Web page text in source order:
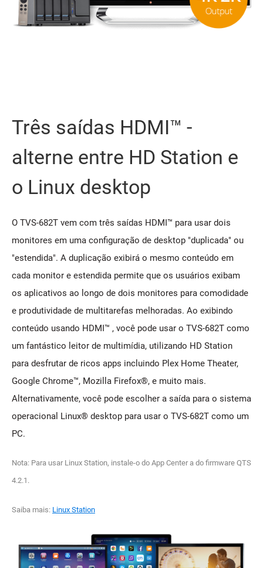
Três saídas HDMI™ -
alterne entre HD Station e
o Linux desktop
O TVS-682T vem com três saídas HDMI™ para usar dois
monitores em uma configuração de desktop "duplicada" ou
"estendida". A duplicação exibirá o mesmo conteúdo em
cada monitor e estendida permite que os usuários exibam
os aplicativos ao longo de dois monitores para comodidade
e produtividade de multitarefas melhoradas. Ao exibindo
conteúdo usando HDMI™ , você pode usar o TVS-682T como
um fantástico leitor de multimídia, utilizando HD Station
para desfrutar de ricos apps incluindo Plex Home Theater,
Google Chrome™, Mozilla Firefox®, e muito mais.
Alternativamente, você pode escolher a saída para o sistema
operacional Linux® desktop para usar o TVS-682T como um
PC.
Nota: Para usar Linux Station, instale-o do App Center a do firmware QTS
4.2.1.
Saiba mais: Linux Station